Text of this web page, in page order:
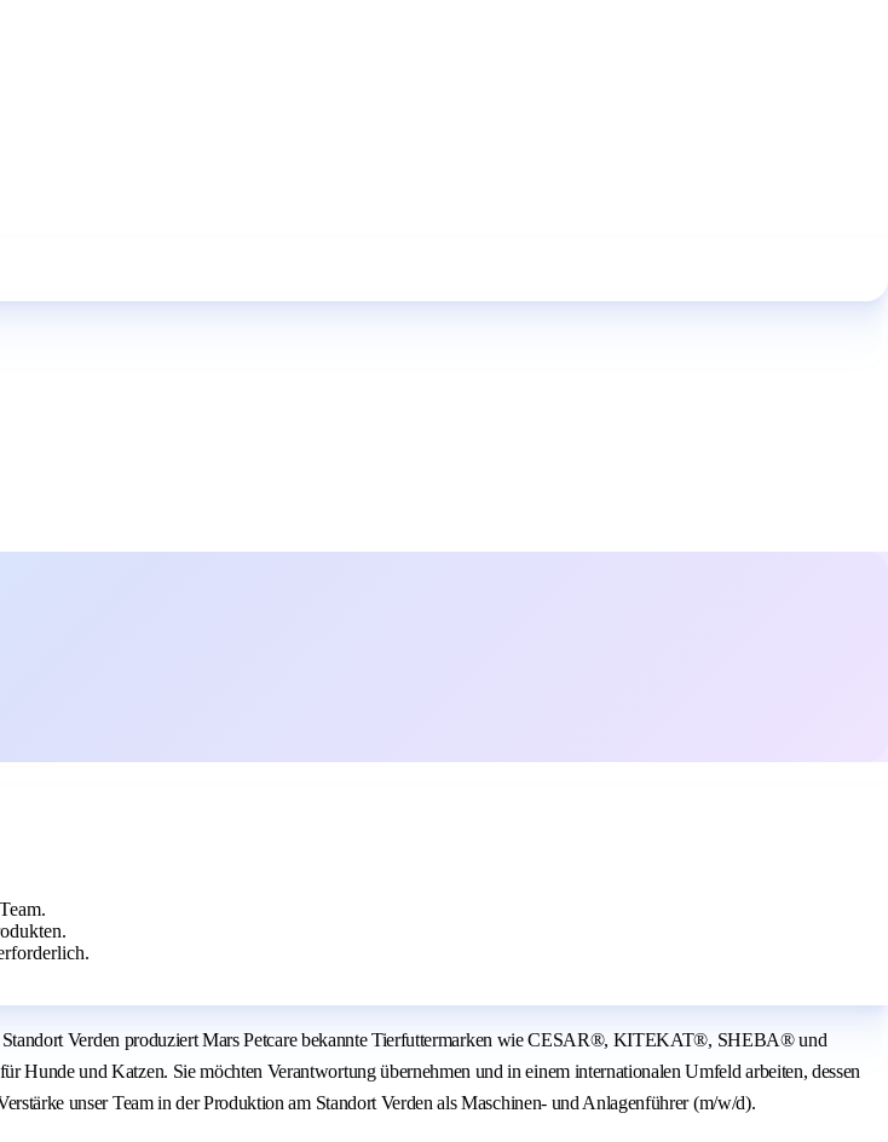
Verden produziert Mars Petcare bekannte Tierfuttermarken wie CESAR®, KITEKAT®, SHEBA® und
und Katzen. Sie möchten Verantwortung übernehmen und in einem internationalen Umfeld arbeiten, dessen
unser Team in der Produktion am Standort Verden als Maschinen- und Anlagenführer (m/w/d).